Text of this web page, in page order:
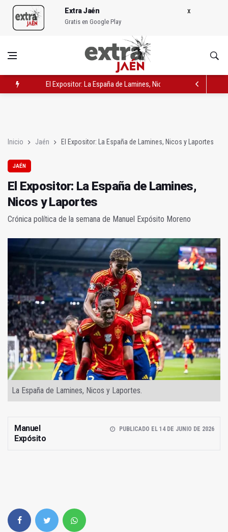
Extra Jaén
Gratis en Google Play
El Expositor: La España de Lamines, Nicos y Laportes
Inicio Jaén El Expositor: La España de Lamines, Nicos y Laportes
JAÉN
El Expositor: La España de Lamines,
Nicos y Laportes
Crónica política de la semana de Manuel Expósito Moreno
La España de Lamines, Nicos y Laportes.
Manuel
Expósito
PUBLICADO EL 14 DE JUNIO DE 2026